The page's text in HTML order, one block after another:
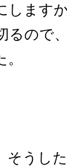
します
るので
そうし